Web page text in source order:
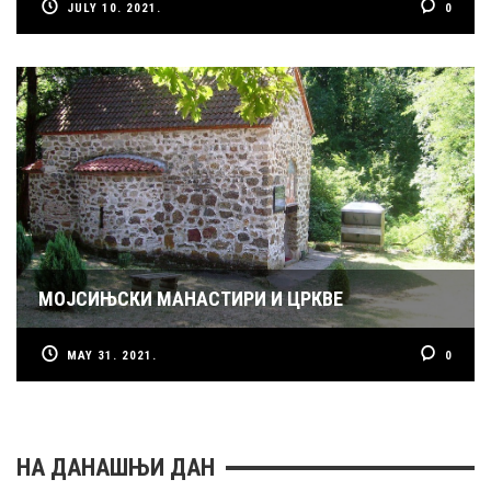
JULY 10. 2021. 0
МОЈСИЊСКИ МАНАСТИРИ И ЦРКВЕ
MAY 31. 2021. 0
НА ДАНАШЊИ ДАН